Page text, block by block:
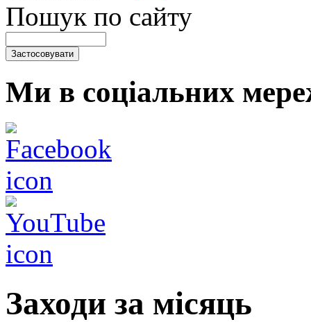
Пошук по сайту
Ми в соціальних
Заходи за місяць